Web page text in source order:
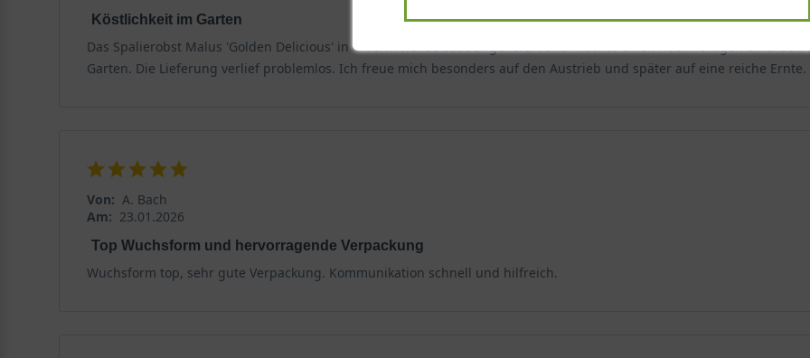
Köstlichkeit im Garten
Das Spalierobst Malus 'Golden Delicious' in U-Form wurde sauber geliefert und machte einen hochwertigen
Garten. Die Lieferung verlief problemlos. Ich freue mich besonders auf den Austrieb und später auf eine reiche Ernte.
Von: A. Bach
Am: 23.01.2026
Top Wuchsform und hervorragende Verpackung
Wuchsform top, sehr gute Verpackung. Kommunikation schnell und hilfreich.